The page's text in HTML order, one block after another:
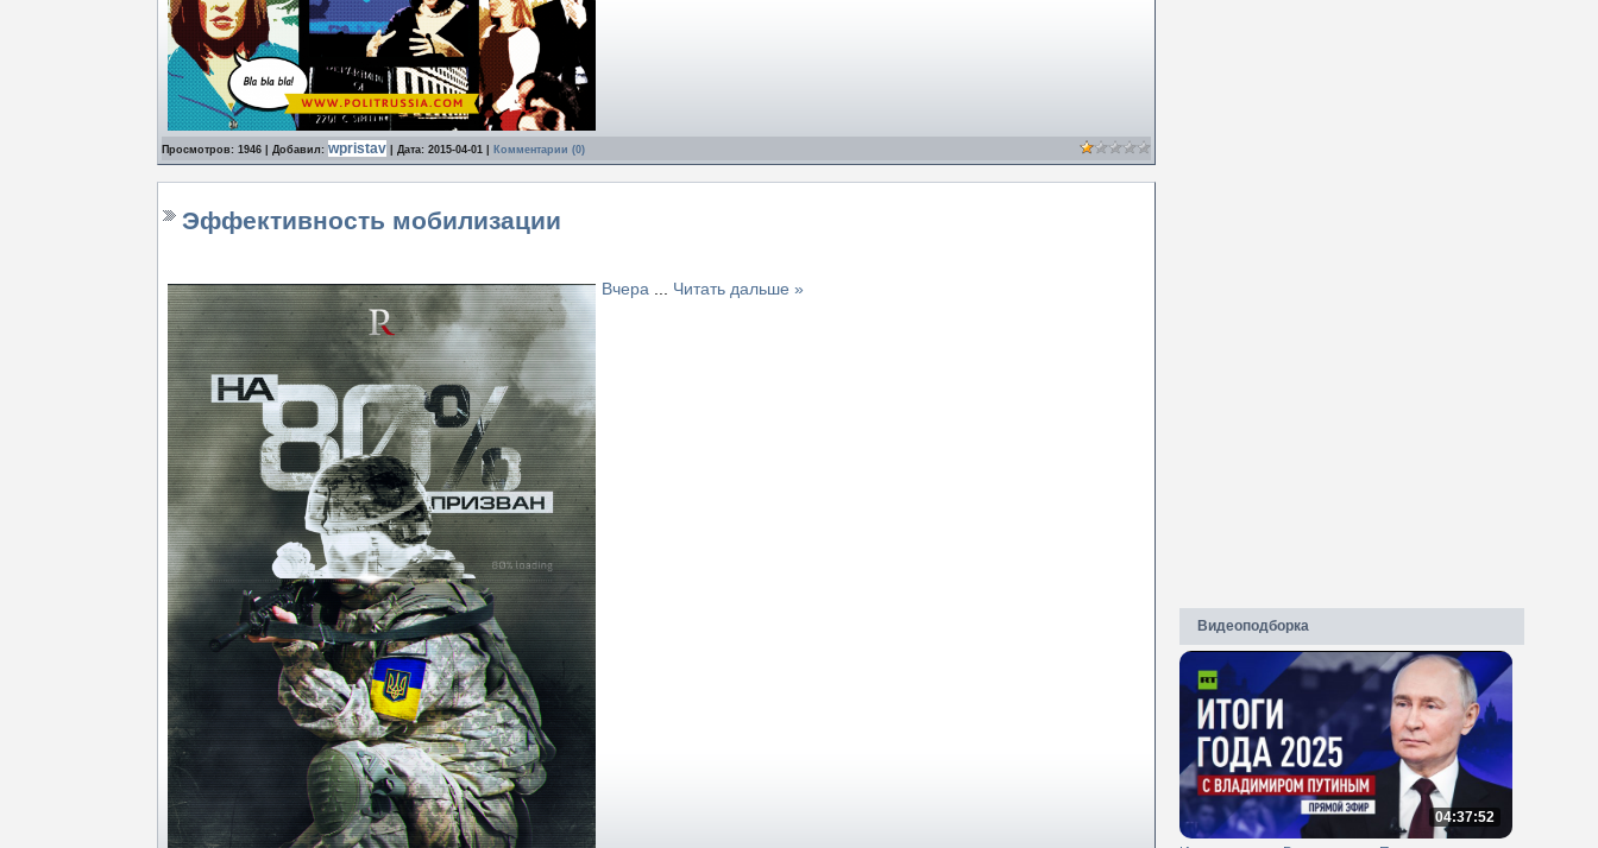
Просмотров: 1946 | Добавил: wpristav | Дата: 2015-04-01 Комментарии (0)
Эффективность мобилизации
Вчера Читать дальше »
Видеоподборка
04:37:52